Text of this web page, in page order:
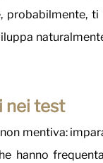
nei test
mentiva:
hanno